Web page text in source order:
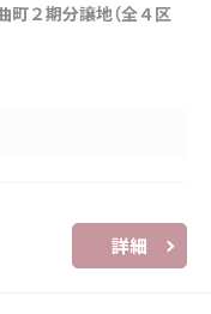
町２期分譲地（全４区
詳細